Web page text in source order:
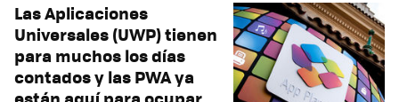
Las Aplicaciones
Universales (UWP) tienen
para muchos los días
contados y las PWA ya